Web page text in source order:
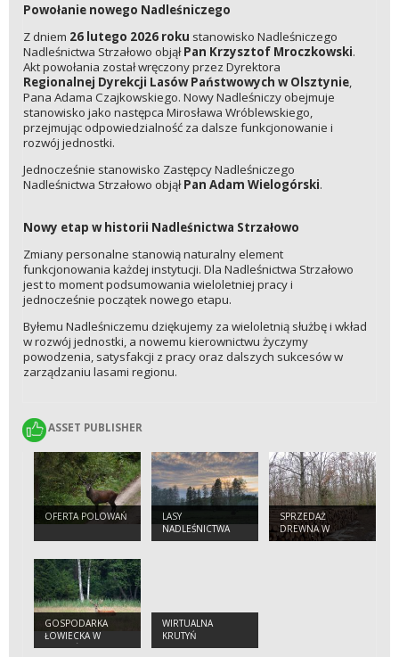
Powołanie nowego Nadleśniczego
Z dniem 26 lutego 2026 roku stanowisko Nadleśniczego
Nadleśnictwa Strzałowo objąłPan Krzysztof Mroczkowski.
Akt powołania został wręczony przez Dyrektora
Regionalnej Dyrekcji Lasów Państwowych w Olsztynie,
Pana Adama Czajkowskiego. Nowy Nadleśniczy obejmuje
stanowisko jako następca Mirosława Wróblewskiego,
przejmując odpowiedzialność za dalsze funkcjonowanie i
rozwój jednostki.
Jednocześnie stanowisko Zastępcy Nadleśniczego
Nadleśnictwa Strzałowo objąłPan Adam Wielogórski.
Nowy etap w historii Nadleśnictwa Strzałowo
Zmiany personalne stanowią naturalny element
funkcjonowania każdej instytucji. Dla Nadleśnictwa Strzałowo
jest to moment podsumowania wieloletniej pracy i
jednocześnie początek nowego etapu.
Byłemu Nadleśniczemu dziękujemy za wieloletnią służbę i wkład
w rozwój jednostki, a nowemu kierownictwu życzymy
powodzenia, satysfakcji z pracy oraz dalszych sukcesów w
zarządzaniu lasami regionu.
ASSET PUBLISHER
ASSET PUBLISHER
OFERTA POLOWAŃ
LASY
NADLEŚNICTWA
STRZAŁOWO
SPRZEDAŻ
DREWNA W
NADLEŚNICTWIE
GOSPODARKA
ŁOWIECKA W
NADLEŚNICTWIE
WIRTUALNA
KRUTYŃ